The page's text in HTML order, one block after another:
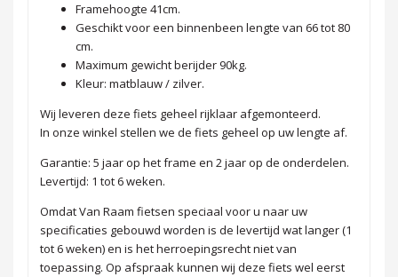
Framehoogte 41cm.
Geschikt voor een binnenbeen lengte van 66 tot 80
cm.
Maximum gewicht berijder 90kg.
Kleur: matblauw / zilver.
Wij leveren deze fiets geheel rijklaar afgemonteerd.
In onze winkel stellen we de fiets geheel op uw lengte af.
Garantie: 5 jaar op het frame en 2 jaar op de onderdelen.
Levertijd: 1 tot 6 weken.
Omdat Van Raam fietsen speciaal voor u naar uw
specificaties gebouwd worden is de levertijd wat langer (1
tot 6 weken) en is het herroepingsrecht niet van
toepassing. Op afspraak kunnen wij deze fiets wel eerst